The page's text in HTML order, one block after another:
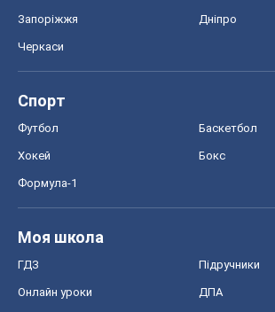
Запоріжжя Дніпро
Черкаси
Спорт
Футбол Баскетбол
Хокей Бокс
Формула-1
Моя школа
ГДЗ Підручники
Онлайн уроки ДПА